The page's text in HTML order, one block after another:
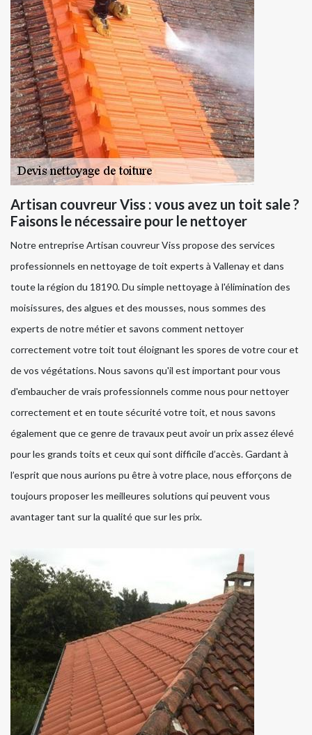
Artisan couvreur Viss : vous avez un toit sale ?
Faisons le nécessaire pour le nettoyer
Notre entreprise Artisan couvreur Viss propose des services
professionnels en nettoyage de toit experts à Vallenay et dans
toute la région du 18190. Du simple nettoyage à l'élimination des
moisissures, des algues et des mousses, nous sommes des
experts de notre métier et savons comment nettoyer
correctement votre toit tout éloignant les spores de votre cour et
de vos végétations. Nous savons qu'il est important pour vous
d'embaucher de vrais professionnels comme nous pour nettoyer
correctement et en toute sécurité votre toit, et nous savons
également que ce genre de travaux peut avoir un prix assez élevé
pour les grands toits et ceux qui sont difficile d’accès. Gardant à
l’esprit que nous aurions pu être à votre place, nous efforçons de
toujours proposer les meilleures solutions qui peuvent vous
avantager tant sur la qualité que sur les prix.